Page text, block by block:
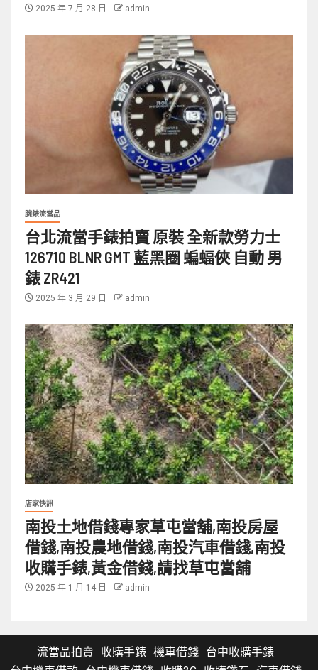
2025 年 7 月 28 日 admin
腕錶流當品
台北流當手錶拍賣 原裝 全新款勞力士
126710 BLNR GMT 藍黑圈 蝙蝠俠 自動 男
錶 ZR421
2025 年 3 月 29 日 admin
店家快訊
南投土地借錢專家草屯當舖,南投房屋
借錢,南投農地借錢,南投汽車借錢,南投
收購手錶,黃金借錢,請找草屯當舖
2025 年 1 月 14 日 admin
流當品拍賣 收購手錶 機車借錢 台中收購手錶